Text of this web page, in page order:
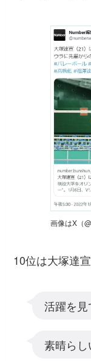
画像はX（
10位は大塚達
活躍を
素晴ら